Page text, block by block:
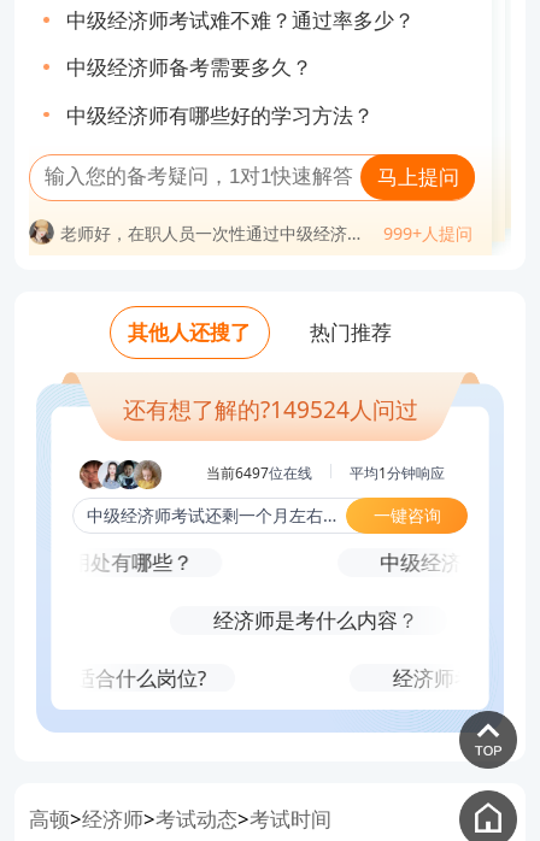
中级经济师考试难不难？通过率多少？
中级经济师备考需要多久？
中级经济师有哪些好的学习方法？
马上提问
老师好，在职人员一次性通过中级经济师
难吗？
老师好，中级经济师考试难吗？哪个科目
专业最简单？
老师好，中级经济师通过率排名？真实考
试难度？
老师好，2-3个月备考来得及吗？需要什么
资料？
999+人提问
中级经济师证难不难考？值得考吗？
2023中级经济师一个月备考攻略，速速查
收！
2023中级经济师经济基础大纲变化有哪些
马上提问
老师好，38岁才开始考中级经济师会不会
太迟？
老师好，考中级经济师需要什么学历？要
老师好，中级经济师挂证一年多少钱，怎
么操作？
老师好，中级经济师只刷题库可以考过
吗？
商考？
999+人提问
中级经济师先学哪一门？附3点实用学习建
议！
经济师是不是中级职称？
高级经济师非全日制大专能报考吗？
马上提问
老师好，中级经济师考试必须一次性过两
科吗？
老师好，中级经济师一次性通过率高不
老师好，自学几个月能考中级经济师？
老师好，中级经济师专业怎么选？
999+人提问
中级经济师考试难不难？通过率多少？
中级经济师备考需要多久？
老师好，在职人员一次性通过中级经济师
老师好，中级经济师可以挂靠吗？一年多
少钱？
老师好，中级经济师通过率排名？真实考
试难度？
老师好，2-3个月备考来得及吗？需要什么
资料？
999+人提问
其他人还搜了 热门推荐
还有想了解的?149524人问过
当前6497位在线 平均1分钟响应
中级经济师考试还剩一个月左右，该怎么复习？ 一键咨询
吗？用处有哪些？ 中级经济师需要
经济师是考什么内容？
专业适合什么岗位? 经济师考试有补
高顿>经济师>考试动态>考试时间